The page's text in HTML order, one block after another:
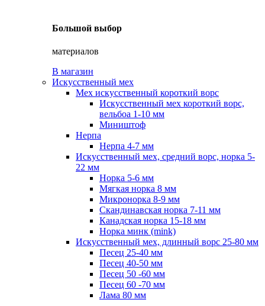
Большой выбор
материалов
В магазин
Искусственный мех
Мех искусственный короткий ворс
Искусственный мех короткий ворс,
вельбоа 1-10 мм
Миништоф
Нерпа
Нерпа 4-7 мм
Искусственный мех, средний ворс, норка 5-
22 мм
Норка 5-6 мм
Мягкая норка 8 мм
Микронорка 8-9 мм
Скандинавская норка 7-11 мм
Канадская норка 15-18 мм
Норка минк (mink)
Искусственный мех, длинный ворс 25-80 мм
Песец 25-40 мм
Песец 40-50 мм
Песец 50 -60 мм
Песец 60 -70 мм
Лама 80 мм